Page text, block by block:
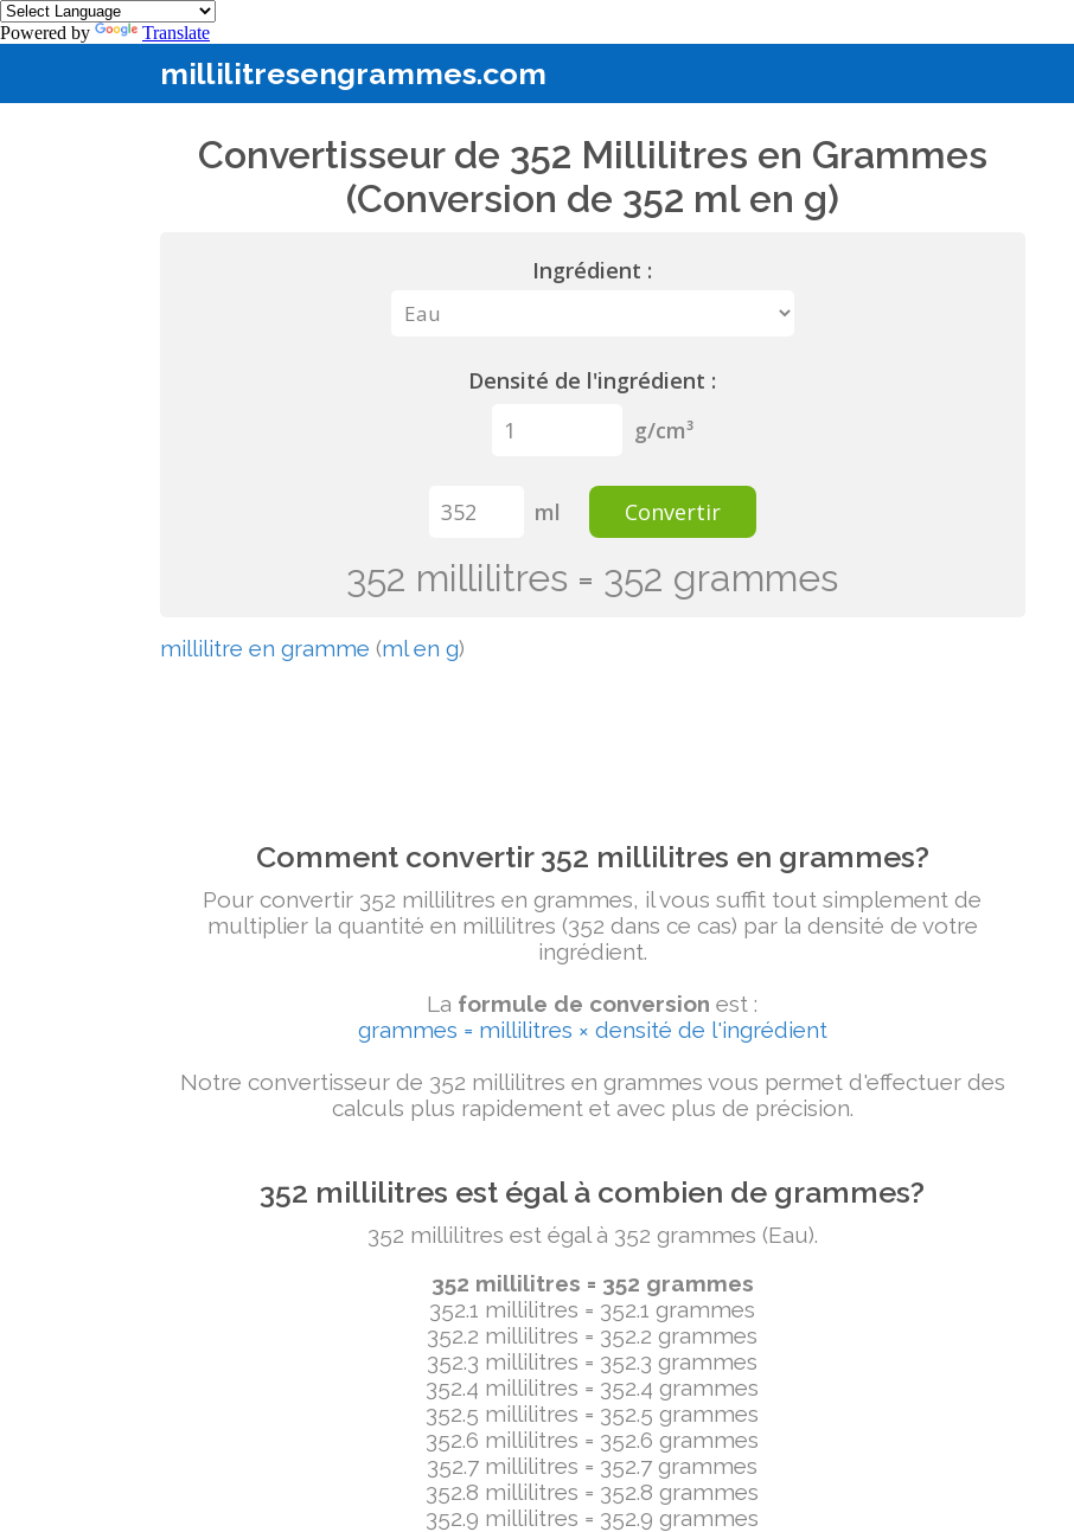
Powered by Translate
millilitresengrammes.com
Convertisseur de 352 Millilitres en Grammes
(Conversion de 352 ml en g)
Ingrédient :
Densité de l'ingrédient :
g/cm³
ml Convertir
352 millilitres = 352 grammes
millilitre en gramme (ml en g)
Comment convertir 352 millilitres en grammes?
Pour convertir 352 millilitres en grammes, il vous suffit tout simplement de
multiplier la quantité en millilitres (352 dans ce cas) par la densité de votre
ingrédient.
La formule de conversion est :
grammes = millilitres × densité de l'ingrédient
Notre convertisseur de 352 millilitres en grammes vous permet d'effectuer des
calculs plus rapidement et avec plus de précision.
352 millilitres est égal à combien de grammes?
352 millilitres est égal à 352 grammes (Eau).
352 millilitres = 352 grammes
352.1 millilitres = 352.1 grammes
352.2 millilitres = 352.2 grammes
352.3 millilitres = 352.3 grammes
352.4 millilitres = 352.4 grammes
352.5 millilitres = 352.5 grammes
352.6 millilitres = 352.6 grammes
352.7 millilitres = 352.7 grammes
352.8 millilitres = 352.8 grammes
352.9 millilitres = 352.9 grammes